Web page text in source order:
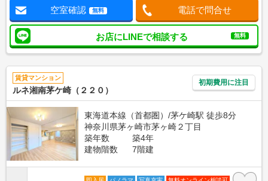
空室確認 無料 電話で問合せ
お店にLINEで相談する 無料
賃貸マンション
ルネ湘南茅ケ崎（２２０）
初期費用に注目
東海道本線（首都圏）/茅ケ崎駅 徒歩8分
神奈川県茅ヶ崎市茅ヶ崎２丁目
築年数
築4年
建物階数
7階建